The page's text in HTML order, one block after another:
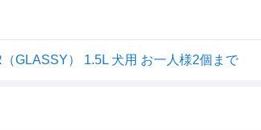
GLASSY） 1.5L 犬用 お一人様2個まで